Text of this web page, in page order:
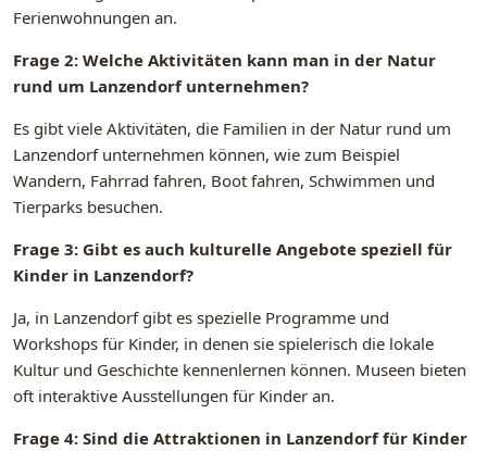
Ferienwohnungen an.
Frage 2: Welche Aktivitäten kann man in der Natur
rund um Lanzendorf unternehmen?
Es gibt viele Aktivitäten, die Familien in der Natur rund um
Lanzendorf unternehmen können, wie zum Beispiel
Wandern, Fahrrad fahren, Boot fahren, Schwimmen und
Tierparks besuchen.
Frage 3: Gibt es auch kulturelle Angebote speziell für
Kinder in Lanzendorf?
Ja, in Lanzendorf gibt es spezielle Programme und
Workshops für Kinder, in denen sie spielerisch die lokale
Kultur und Geschichte kennenlernen können. Museen bieten
oft interaktive Ausstellungen für Kinder an.
Frage 4: Sind die Attraktionen in Lanzendorf für Kinder